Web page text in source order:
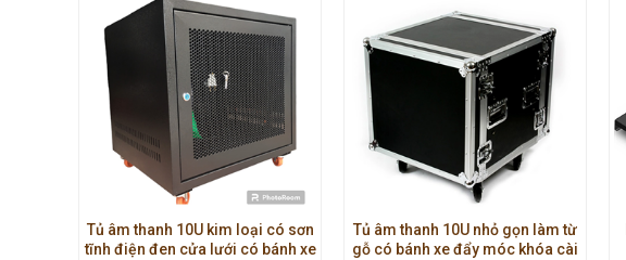
Tủ âm thanh 10U kim loại có sơn
tĩnh điện đen cửa lưới có bánh xe
Tủ âm thanh 10U nhỏ gọn làm từ
gỗ có bánh xe đẩy móc khóa cài